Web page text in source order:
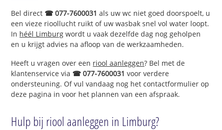
Bel direct ☎ 077-7600031 als uw wc niet goed doorspoelt, u
een vieze rioollucht ruikt of uw wasbak snel vol water loopt.
In héél Limburg wordt u vaak dezelfde dag nog geholpen
en u krijgt advies na afloop van de werkzaamheden.
Heeft u vragen over een riool aanleggen? Bel met de
klantenservice via ☎ 077-7600031 voor verdere
ondersteuning. Of vul vandaag nog het contactformulier op
deze pagina in voor het plannen van een afspraak.
Hulp bij riool aanleggen in Limburg?